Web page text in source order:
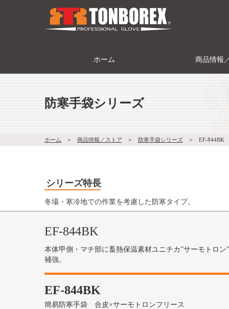
ホーム 商品情報
防寒手袋シリーズ
ホーム ＞ 商品情報／ストア ＞ 防寒手袋シリーズ ＞ EF-844BK
シリーズ特長
冬場・寒冷地での作業を考慮した防寒タイプ。
EF-844BK
本体甲側・マチ部に畜熱保温素材ユニチカ”サーモトロ
補強。
EF-844BK
簡易防寒手袋 合皮×サーモトロンフリース